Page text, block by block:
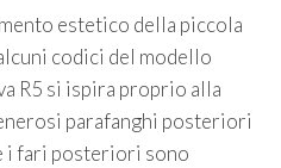
estetico della piccola
codici del modello
R5 si ispira proprio alla
parafanghi posteriori
i fari posteriori sono